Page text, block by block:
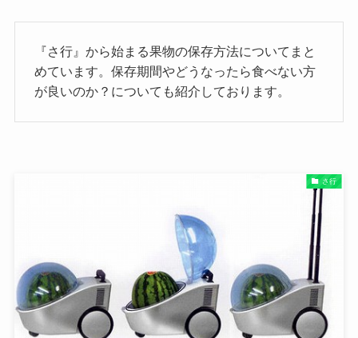
『さ行』から始まる果物の保存方法についてまと
めています。保存期間やどうなったら食べない方
が良いのか？についても紹介しております。
さ行